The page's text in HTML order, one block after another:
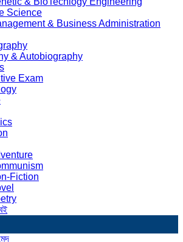
Science
& Business Administration
& Autobiography
Exam
Fiction